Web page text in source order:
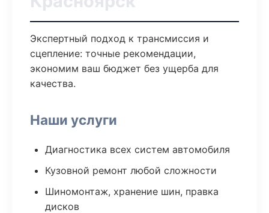
Экспертный подход к трансмиссия и
сцепление: точные рекомендации,
экономим ваш бюджет без ущерба для
качества.
Наши услуги
Диагностика всех систем автомобиля
Кузовной ремонт любой сложности
Шиномонтаж, хранение шин, правка
дисков